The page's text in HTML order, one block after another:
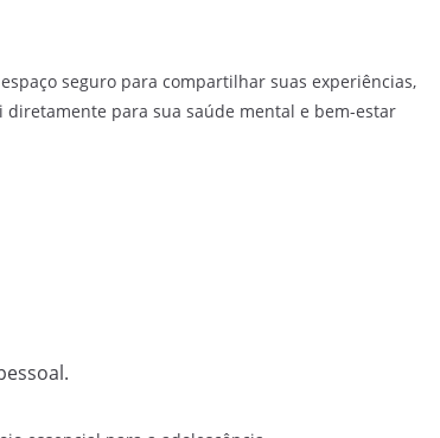
seguro para compartilhar suas experiências,
para sua saúde mental e bem-estar